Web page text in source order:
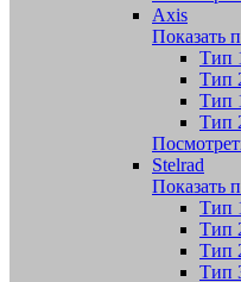
Axis
Показать
Тип
Тип
Тип
Тип
Stelrad
Показать
Tип
Тип
Тип
Тип